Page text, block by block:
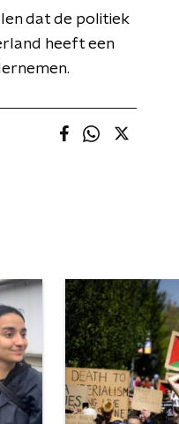
dat de politiek
heeft een